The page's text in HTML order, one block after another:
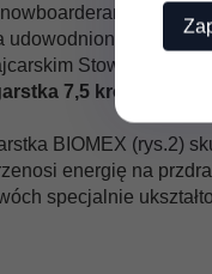
udowodniona w 4-
7,5 krotnie.
BIOMEX (rys.2)
energię na
specjalnie